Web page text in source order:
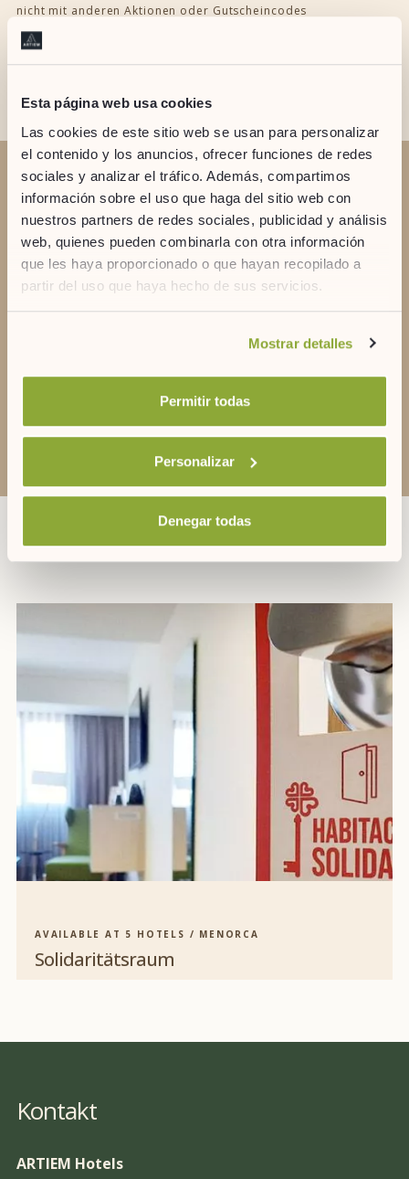
Esta página web usa cookies
Las cookies de este sitio web se usan para personalizar
el contenido y los anuncios, ofrecer funciones de redes
sociales y analizar el tráfico. Además, compartimos
información sobre el uso que haga del sitio web con
nuestros partners de redes sociales, publicidad y análisis
web, quienes pueden combinarla con otra información
que les haya proporcionado o que hayan recopilado a
partir del uso que haya hecho de sus servicios.
Mostrar detalles
Permitir todas
Personalizar
Denegar todas
nicht mit anderen Aktionen oder Gutscheincodes
kombinierbar.
HABEN SIE ZWEIFEL?
Kontakt
+34 971 35 69 35
artiem@artiemhotels.com
ANDERE FÖRDERUNGEN
AVAILABLE AT 5 HOTELS / MENORCA
Solidaritätsraum
Kontakt
ARTIEM Hotels